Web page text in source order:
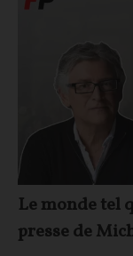
Le monde tel
presse de